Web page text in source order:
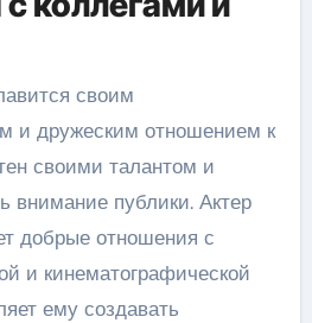
своим
и дружеским отношением к
своими талантом и
внимание публики. Актер
добрые отношения с
и кинематографической
ему создавать